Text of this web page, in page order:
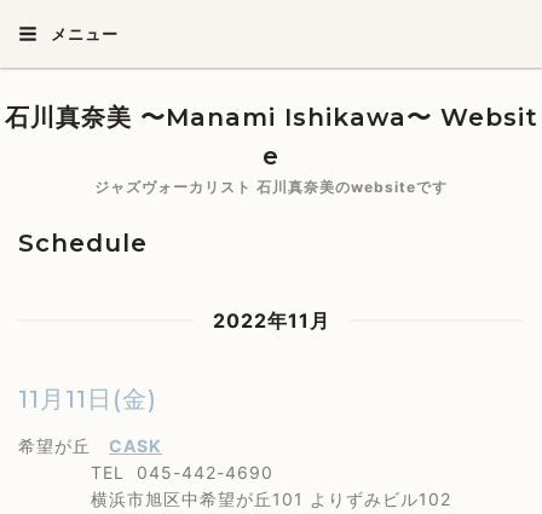
メニュー
石川真奈美 〜Manami Ishikawa〜 Websit
e
ジャズヴォーカリスト 石川真奈美のwebsiteです
Schedule
2022年11月
11月11日(金)
希望が丘 CASK
TEL 045-442-4690
横浜市旭区中希望が丘101 よりずみビル102